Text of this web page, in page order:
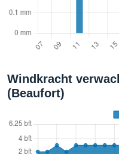
Windkracht
(Beaufort)